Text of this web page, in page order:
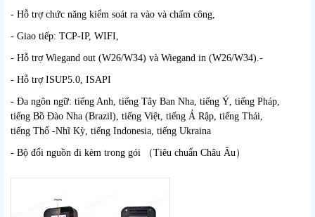
- Hỗ trợ chức năng kiểm soát ra vào và chấm công,
- Giao tiếp: TCP-IP, WIFI,
- Hỗ trợ Wiegand out (W26/W34) và Wiegand in (W26/W34).-
- Hỗ trợ ISUP5.0, ISAPI
- Đa ngôn ngữ: tiếng Anh, tiếng Tây Ban Nha, tiếng Ý, tiếng Pháp,
tiếng Bồ Đào Nha (Brazil), tiếng Việt, tiếng Ả Rập, tiếng Thái,
tiếng Thổ -Nhĩ Kỳ, tiếng Indonesia, tiếng Ukraina
- Bộ đổi nguồn đi kèm trong gói （Tiêu chuẩn Châu Âu）